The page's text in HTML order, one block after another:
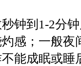
到1-2分钟
感；一般夜
能成眠或睡